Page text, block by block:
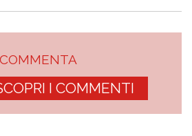
COMMENTA
I COMMENTI